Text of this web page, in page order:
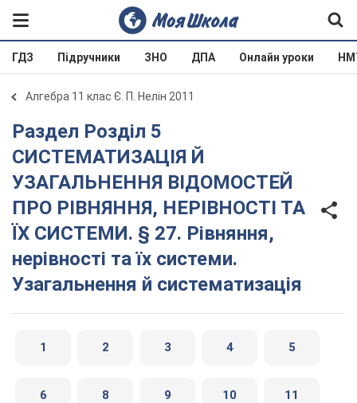
ГДЗ Підручники ЗНО ДПА Онлайн уроки
Алгебра 11 клас Є. П. Нелін 2011
Раздел Розділ 5
СИСТЕМАТИЗАЦІЯ Й
УЗАГАЛЬНЕННЯ ВІДОМОСТЕЙ
ПРО РІВНЯННЯ, НЕРІВНОСТІ ТА
ЇХ СИСТЕМИ. § 27. Рівняння,
нерівності та їх системи.
Узагальнення й систематизація
1 2 3 4 5
6 8 9 10 11